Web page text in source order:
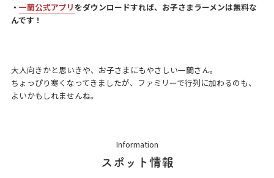
・ 一蘭公式アプリをダウンロードすれば、お子さまラーメンは無料な
んです！
大人向きかと思いきや、お子さまにもやさしい一蘭さん。
ちょっぴり寒くなってきましたが、ファミリーで行列に加わるのも、
よいかもしれませんね。
Information
スポット情報